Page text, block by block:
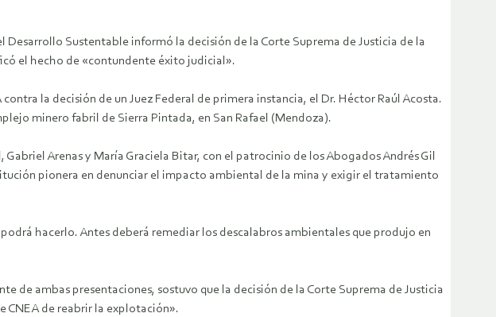
Desarrollo Sustentable informó la decisión de la Corte Suprema de Justicia de la
el hecho de «contundente éxito judicial».
la decisión de un Juez Federal de primera instancia, el Dr. Héctor Raúl Acosta.
minero fabril de Sierra Pintada, en San Rafael (Mendoza).
Arenas y María Graciela Bitar, con el patrocinio de los Abogados Andrés Gil
pionera en denunciar el impacto ambiental de la mina y exigir el tratamiento
hacerlo. Antes deberá remediar los descalabros ambientales que produjo en
ambas presentaciones, sostuvo que la decisión de la Corte Suprema de Justicia
CNEA de reabrir la explotación».